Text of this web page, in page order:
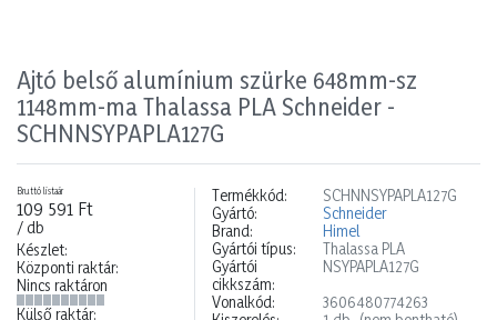
Ajtó belső alumínium szürke 648mm-sz
1148mm-ma Thalassa PLA Schneider -
SCHNNSYPAPLA127G
Bruttó listaár
109 591 Ft
/ db
Készlet:
Központi raktár:
Nincs raktáron
Külső raktár:
Termékkód:
SCHNNSYPAPLA127G
Gyártó:
Schneider
Brand:
Himel
Gyártói típus:
Thalassa PLA
Gyártói
cikkszám:
NSYPAPLA127G
Vonalkód:
3606480774263